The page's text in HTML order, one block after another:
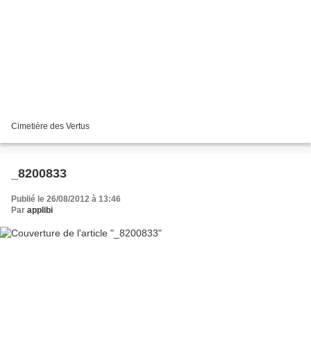
Cimetière des Vertus
_8200833
Publié le 26/08/2012 à 13:46
Par applibi